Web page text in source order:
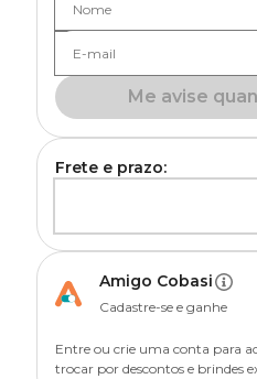
Nome
E-mail
Me avise
Frete e prazo:
Amigo Cobasi
Cadastre-se e ganhe
Entre ou crie uma conta para
trocar por descontos e brindes